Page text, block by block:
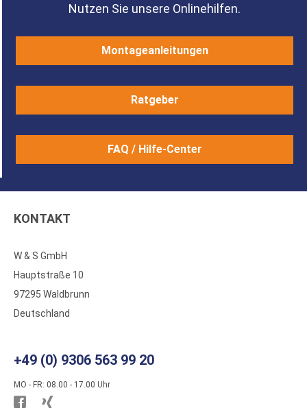
Nutzen Sie unsere Onlinehilfen.
Montageanleitungen
Ratgeber
FAQ / Hilfe-Center
KONTAKT
W & S GmbH
Hauptstraße 10
97295 Waldbrunn
Deutschland
+49 (0) 9306 563 99 20
MO - FR: 08.00 - 17.00 Uhr
Besuchen